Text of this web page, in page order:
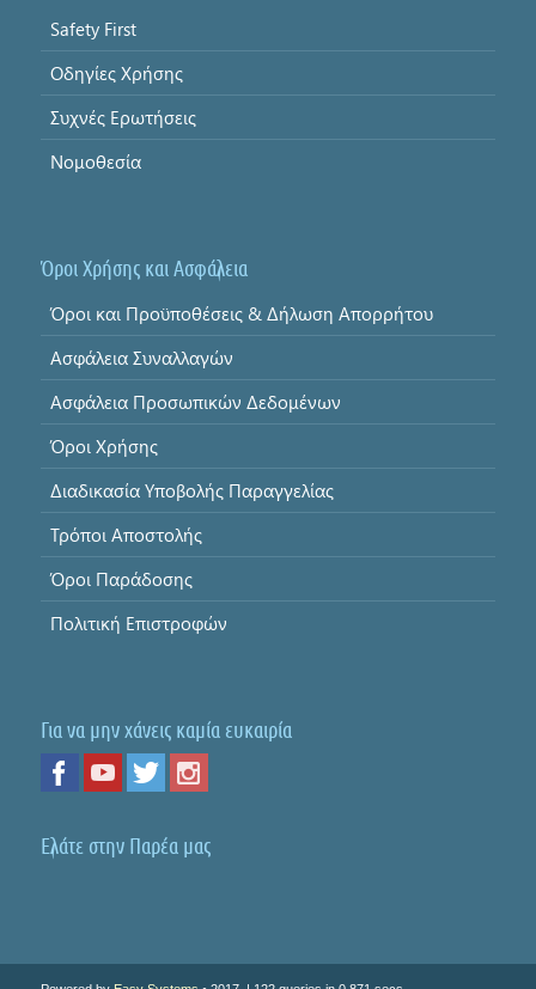
Safety First
Οδηγίες Χρήσης
Συχνές Ερωτήσεις
Νομοθεσία
Όροι Χρήσης και Ασφάλεια
Όροι και Προϋποθέσεις & Δήλωση Απορρήτου
Ασφάλεια Συναλλαγών
Ασφάλεια Προσωπικών Δεδομένων
Όροι Χρήσης
Διαδικασία Υποβολής Παραγγελίας
Τρόποι Αποστολής
Όροι Παράδοσης
Πολιτική Επιστροφών
Για να μην χάνεις καμία ευκαιρία
Ελάτε στην Παρέα μας